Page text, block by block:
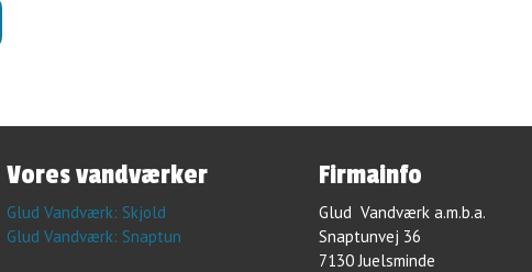
​Vores vandværker
Glud Vandværk: Skjold
Glud Vandværk: Snaptun
Firmainfo
Glud Vandværk a.m.b.a.
Snaptunvej 36
7130 Juelsminde